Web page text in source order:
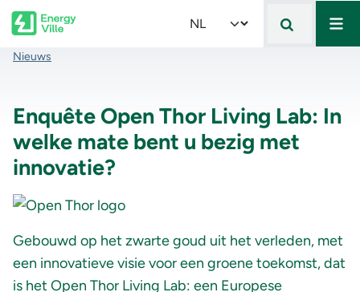
Skip to main content
Select your language
Kruimelpad
Nieuws
Enquête Open Thor Living Lab: In
welke mate bent u bezig met
innovatie?
Gebouwd op het zwarte goud uit het verleden, met
een innovatieve visie voor een groene toekomst, dat
is het Open Thor Living Lab: een Europese